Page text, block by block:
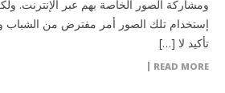
ومشاركة الصور الخاصة بهم عبر الإنترنت.
إستخدام تلك الصور أمر مفترض من الشباب
تأكيد لا […]
READ MORE